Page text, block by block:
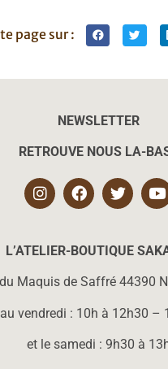
page sur :
L’ATELIER-BOUTIQUE
Maquis de Saffré 44390
vendredi : 10h à 12h30 –
et le samedi : 9h30 à
NEWSLETTER
RETROUVE NOUS LA-